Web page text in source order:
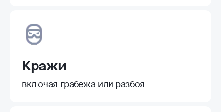
Кражи
включая грабежа или разбоя